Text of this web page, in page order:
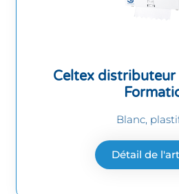
Celtex distributeur
Blanc,
Détail de